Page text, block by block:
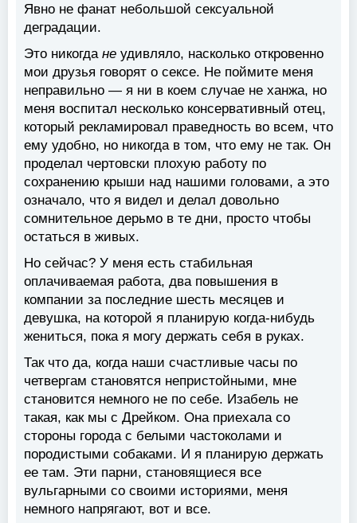
Явно не фанат небольшой сексуальной
деградации.
Это никогда не удивляло, насколько откровенно
мои друзья говорят о сексе. Не поймите меня
неправильно — я ни в коем случае не ханжа, но
меня воспитал несколько консервативный отец,
который рекламировал праведность во всем, что
ему удобно, но никогда в том, что ему не так. Он
проделал чертовски плохую работу по
сохранению крыши над нашими головами, а это
означало, что я видел и делал довольно
сомнительное дерьмо в те дни, просто чтобы
остаться в живых.
Но сейчас? У меня есть стабильная
оплачиваемая работа, два повышения в
компании за последние шесть месяцев и
девушка, на которой я планирую когда-нибудь
жениться, пока я могу держать себя в руках.
Так что да, когда наши счастливые часы по
четвергам становятся непристойными, мне
становится немного не по себе. Изабель не
такая, как мы с Дрейком. Она приехала со
стороны города с белыми частоколами и
породистыми собаками. И я планирую держать
ее там. Эти парни, становящиеся все
вульгарными со своими историями, меня
немного напрягают, вот и все.